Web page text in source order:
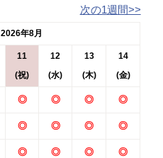
次の1週間>>
2026年8月
11
(祝)
12
(水)
13
(木)
14
(金)
◎ ◎ ◎ ◎
◎ ◎ ◎ ◎
◎ ◎ ◎ ◎